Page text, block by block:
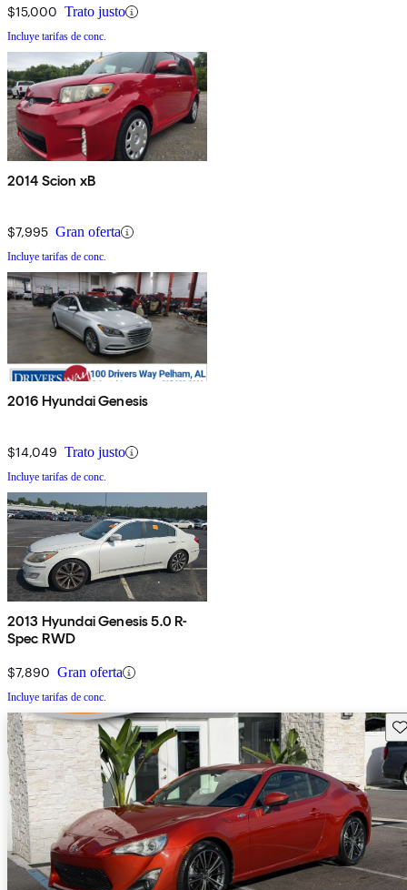
$15,000 Trato justo
Incluye tarifas de conc.
2014 Scion xB
$7,995 Gran oferta
Incluye tarifas de conc.
2016 Hyundai Genesis
$14,049 Trato justo
Incluye tarifas de conc.
2013 Hyundai Genesis 5.0 R-
Spec RWD
$7,890 Gran oferta
Incluye tarifas de conc.